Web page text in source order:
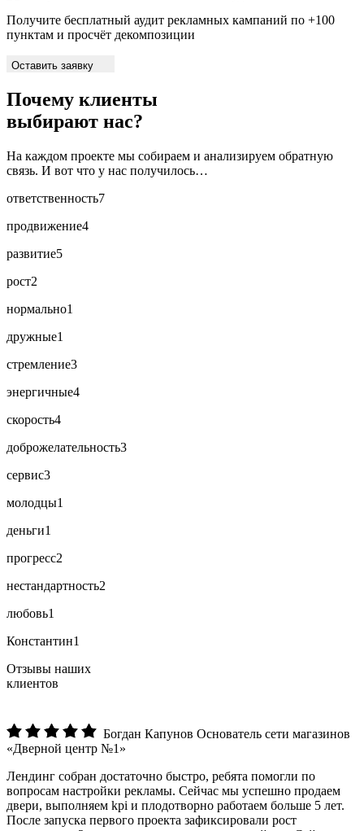
Получите бесплатный аудит рекламных кампаний по +100
пунктам и просчёт декомпозиции
Оставить заявку
Почему клиенты
выбирают нас?
На каждом проекте мы собираем и анализируем обратную
связь. И вот что у нас получилось…
ответственность7
продвижение4
развитие5
рост2
нормально1
дружные1
стремление3
энергичные4
скорость4
доброжелательность3
сервис3
молодцы1
деньги1
прогресс2
нестандартность2
любовь1
Константин1
Отзывы наших
клиентов
Богдан Капунов Основатель сети магазинов
«Дверной центр №1»
Лендинг собран достаточно быстро, ребята помогли по
вопросам настройки рекламы. Сейчас мы успешно продаем
двери, выполняем kpi и плодотворно работаем больше 5 лет.
После запуска первого проекта зафиксировали рост